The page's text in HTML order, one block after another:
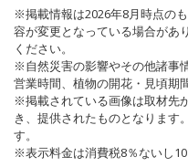
※掲載情報は2026年8月時点の
容が変更となっている場合があ
ください。
※自然災害の影響やその他諸事
営業時間、植物の開花・見頃期
※掲載されている画像は取材先
き、提供されたものとなります
す。
※表示料金は消費税8％ないし10